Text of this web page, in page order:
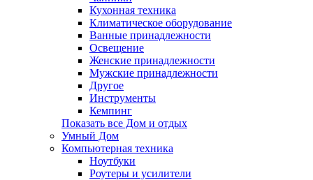
Кухонная техника
Климатическое оборудование
Ванные принадлежности
Освещение
Женские принадлежности
Мужские принадлежности
Другое
Инструменты
Кемпинг
Показать все Дом и отдых
Умный Дом
Компьютерная техника
Ноутбуки
Роутеры и усилители